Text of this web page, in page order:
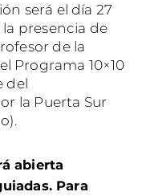
será el día 27
presencia de
de la
Programa 10×10
del
la Puerta Sur
abierta
Para